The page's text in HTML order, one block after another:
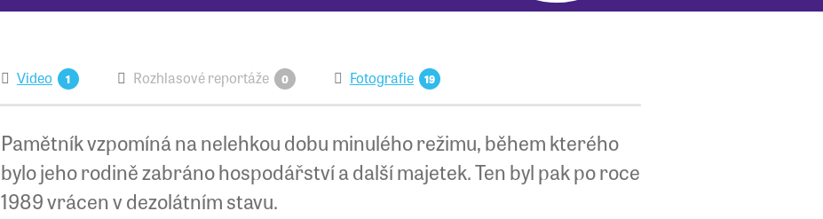
Video 1 Rozhlasové reportáže 0 Fotografie 19
Pamětník vzpomíná na nelehkou dobu minulého režimu, během kterého
bylo jeho rodině zabráno hospodářství a další majetek. Ten byl pak po roce
1989 vrácen v dezolátním stavu.